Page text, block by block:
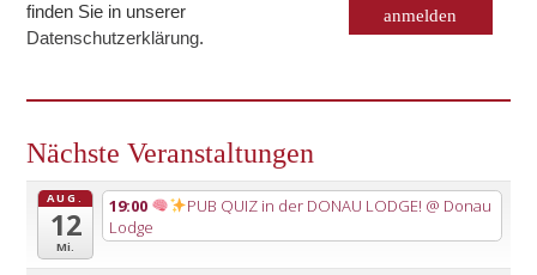
finden Sie in unserer
Datenschutzerklärung.
Nächste Veranstaltungen
AUG.
12
Mi.
19:00 PUB QUIZ in der DONAU LODGE! @ Donau
Lodge